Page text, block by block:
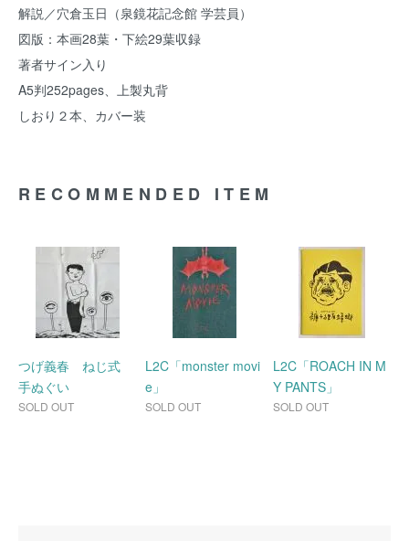
解説／穴倉玉日（泉鏡花記念館 学芸員）
図版：本画28葉・下絵29葉収録
著者サイン入り
A5判252pages、上製丸背
しおり２本、カバー装
RECOMMENDED ITEM
つげ義春 ねじ式
手ぬぐい
SOLD OUT
L2C「monster movi
e」
SOLD OUT
L2C「ROACH IN M
Y PANTS」
SOLD OUT